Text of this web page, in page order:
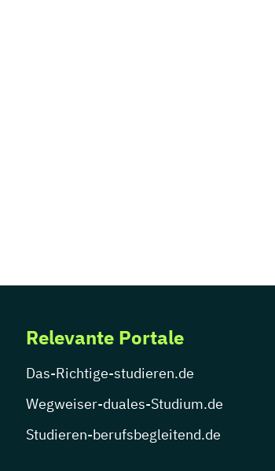
Relevante Portale
Das-Richtige-studieren.de
Wegweiser-duales-Studium.de
Studieren-berufsbegleitend.de